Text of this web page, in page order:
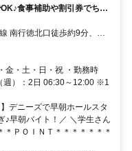
食事補助や割引券でちょ
南行徳北口徒歩約9分、東
県）東口徒歩約19分、東京
分 南行徳駅より徒歩10分
金・土・日・祝 ・勤務時
週）：2日 06:30～12:00 ※1
デニーズで早朝ホールスタ
♪早朝バイト！／ ＼学生さん
＊ＰＯＩＮＴ＊＊＊＊＊＊＊